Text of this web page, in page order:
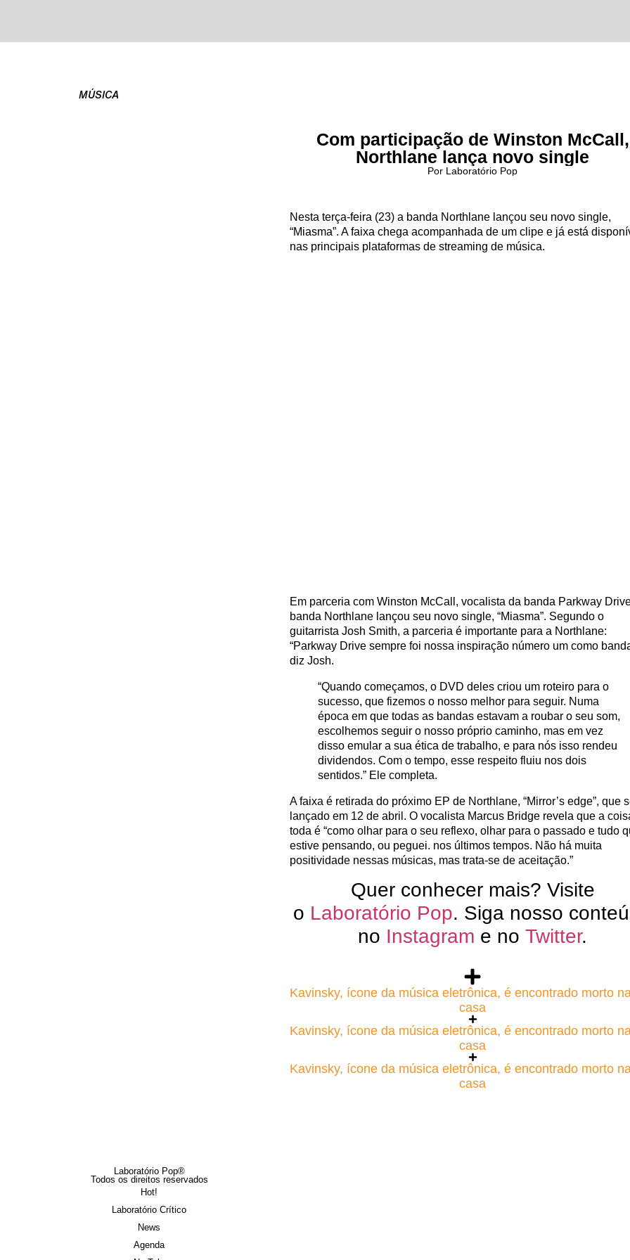
MÚSICA
Com participação de Winston McCall,
Northlane lança novo single
Por Laboratório Pop
Nesta terça-feira (23) a banda Northlane lançou seu novo single,
“Miasma”. A faixa chega acompanhada de um clipe e já está
nas principais plataformas de streaming de música.
Em parceria com Winston McCall, vocalista da banda Parkway
banda Northlane lançou seu novo single, “Miasma”. Segundo o
guitarrista Josh Smith, a parceria é importante para a Northlane:
“Parkway Drive sempre foi nossa inspiração número um como
diz Josh.
“Quando começamos, o DVD deles criou um roteiro para o
sucesso, que fizemos o nosso melhor para seguir. Numa
época em que todas as bandas estavam a roubar o seu som,
escolhemos seguir o nosso próprio caminho, mas em vez
disso emular a sua ética de trabalho, e para nós isso rendeu
dividendos. Com o tempo, esse respeito fluiu nos dois
sentidos.” Ele completa.
A faixa é retirada do próximo EP de Northlane, “Mirror’s edge”, que
lançado em 12 de abril. O vocalista Marcus Bridge revela que a
toda é “como olhar para o seu reflexo, olhar para o passado e tudo
estive pensando, ou peguei. nos últimos tempos. Não há muita
positividade nessas músicas, mas trata-se de aceitação.”
Quer conhecer mais? Visite
o Laboratório Pop. Siga nosso
no Instagram e no Twitter.
Kavinsky, ícone da música eletrônica, é encontrado morto
casa
Kavinsky, ícone da música eletrônica, é encontrado morto
casa
Kavinsky, ícone da música eletrônica, é encontrado morto
casa
Laboratório Pop®
Todos os direitos reservados
Hot!
Laboratório Crítico
News
Agenda